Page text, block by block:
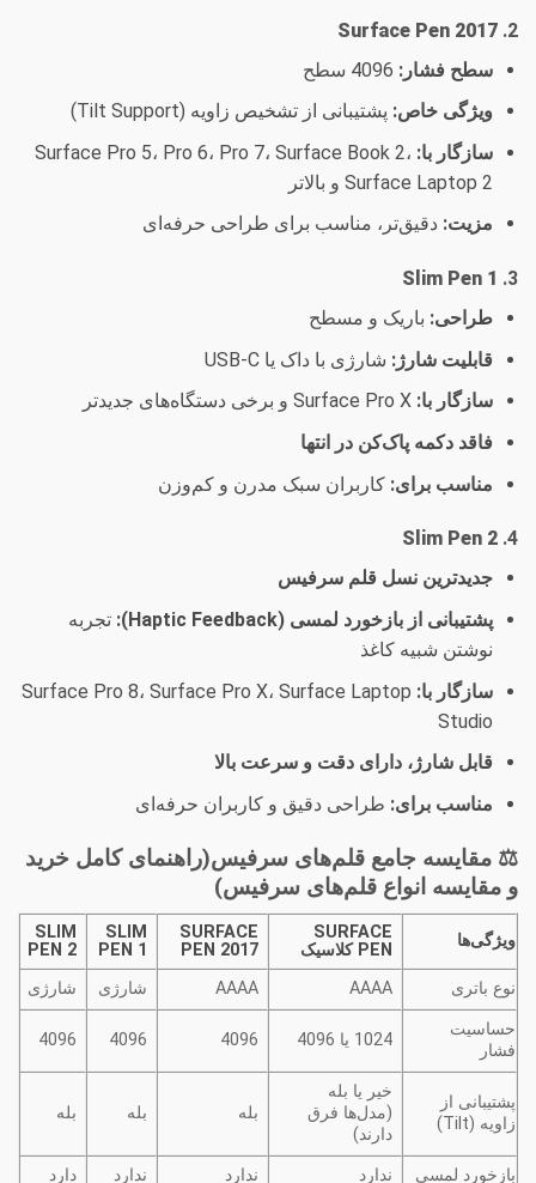
2.
Surface Pen 2017
سطح فشار:
ویژگی خاص: پشتیبانی از تشخیص زاویه (Tilt Support)
سازگار با: Surface Pro 5، Pro 6، Pro 7، Surface Book 2،
Surface Laptop 2 و بالاتر
مزیت: دقیق‌تر، مناسب برای طراحی حرفه‌ای
3.
Slim Pen 1
طراحی: باریک و مسطح
قابلیت شارژ: شارژی با داک یا USB-C
سازگار با:
فاقد دکمه پاک‌کن در انتها
مناسب برای: کاربران سبک مدرن و کم‌وزن
4.
Slim Pen 2
جدیدترین نسل قلم سرفیس
پشتیبانی از بازخورد لمسی (Haptic Feedback):
تجربه
نوشتن شبیه کاغذ
سازگار با: Surface Pro 8، Surface Pro X، Surface Laptop
Studio
قابل شارژ، دارای دقت و سرعت بالا
مناسب برای: طراحی دقیق و کاربران حرفه‌ای
⚖️ مقایسه جامع قلم‌های سرفیس(راهنمای کامل خرید
و مقایسه انواع قلم‌های سرفیس)
ویژگی‌ها
SURFACE
PEN کلاسیک
SURFACE
PEN 2017
SLIM
PEN 1
SLIM
PEN 2
نوع باتری
AAAA
AAAA شارژی
شارژی
حساسیت
فشار
1024 یا 4096 4096
4096
4096
پشتیبانی از
زاویه (Tilt)
خیر یا بله
(مدل‌ها فرق
دارند)
بله بله بله
بازخورد لمسی ندارد ندارد ندارد دارد